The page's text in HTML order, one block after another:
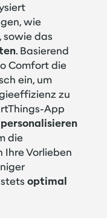
wie
sowie das
. Basierend
Comfort die
ein, um
zu
App
die
Ihre Vorlieben
optimal